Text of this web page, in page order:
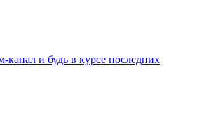
канал и будь в курсе последних